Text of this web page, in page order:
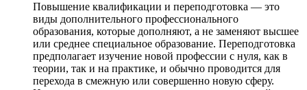
Повышение квалификации и переподготовка — это
виды дополнительного профессионального
образования, которые дополняют, а не заменяют высшее
или среднее специальное образование. Переподготовка
предполагает изучение новой профессии с нуля, как в
теории, так и на практике, и обычно проводится для
перехода в смежную или совершенно новую сферу.